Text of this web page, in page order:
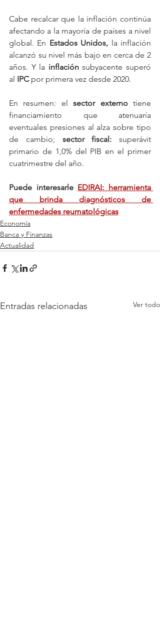
Cabe recalcar que la inflación continúa
afectando a la mayoría de países a nivel
global. En Estados Unidos, la inflación
alcanzó su nivel más bajo en cerca de 2
años. Y la inflación subyacente superó
al IPC por primera vez desde 2020.
En resumen: el sector externo tiene
financiamiento que atenuaría
eventuales presiones al alza sobre tipo
de cambio; sector fiscal: superávit
primario de 1,0% del PIB en el primer
cuatrimestre del año.
Puede interesarle EDIRAI: herramienta
que brinda diagnósticos de
enfermedades reumatológicas
Economía
Banca y Finanzas
Actualidad
Entradas relacionadas Ver todo